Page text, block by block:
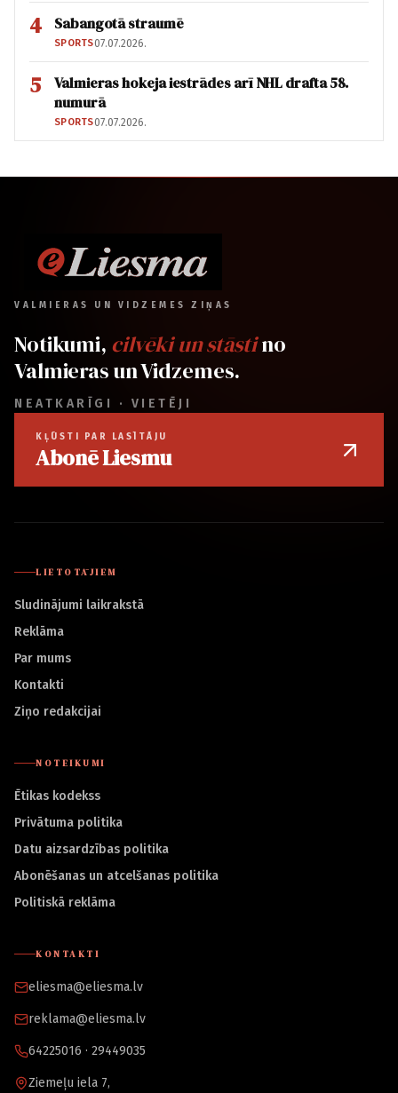
4 Sabangotā straumē
SPORTS07.07.2026.
5
Valmieras hokeja iestrādes arī NHL drafta 58.
numurā
SPORTS07.07.2026.
VALMIERAS UN VIDZEMES ZIŅAS
Notikumi, cilvēki un stāstino
Valmieras un Vidzemes.
NEATKARĪGI · VIETĒJI
KĻŪSTI PAR LASĪTĀJU
Abonē Liesmu
LIETOTĀJIEM
Sludinājumi laikrakstā
Reklāma
Par mums
Kontakti
Ziņo redakcijai
NOTEIKUMI
Ētikas kodekss
Privātuma politika
Datu aizsardzības politika
Abonēšanas un atcelšanas politika
Politiskā reklāma
KONTAKTI
eliesma@eliesma.lv
reklama@eliesma.lv
64225016 · 29449035
Ziemeļu iela 7,